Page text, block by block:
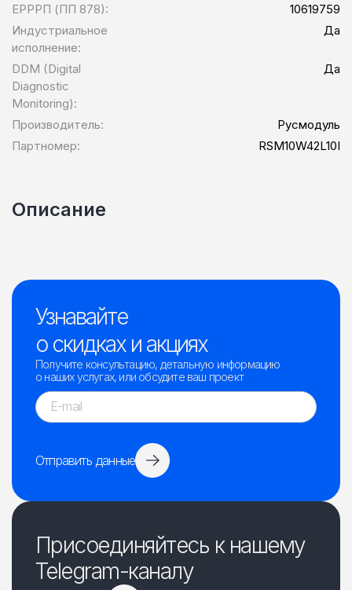
ЕРРРП (ПП 878):
10619759
Индустриальное
исполнение:
Да
DDM (Digital
Diagnostic
Monitoring):
Да
Производитель:
Русмодуль
Партномер:
RSM10W42L10I
Описание
Узнавайте
о скидках и акциях
Получите консультацию, детальную информацию
о наших услугах, или обсудите ваш проект
Отправить данные
Присоединяйтесь к нашему
Telegram-каналу